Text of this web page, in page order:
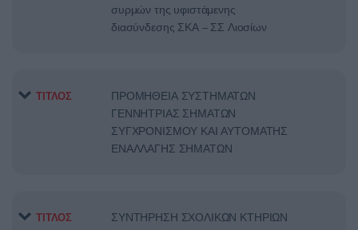
συρμών της υφιστάμενης
διασύνδεσης ΣΚΑ – ΣΣ Λιοσίων
ΤΙΤΛΟΣ
ΠΡΟΜΗΘΕΙΑ ΣΥΣΤΗΜΑΤΩΝ
ΓΕΝΝΗΤΡΙΑΣ ΣΗΜΑΤΩΝ
ΣΥΓΧΡΟΝΙΣΜΟΥ ΚΑΙ ΑΥΤΟΜΑΤΗΣ
ΕΝΑΛΛΑΓΗΣ ΣΗΜΑΤΩΝ
ΤΙΤΛΟΣ
ΣΥΝΤΗΡΗΣΗ ΣΧΟΛΙΚΩΝ ΚΤΗΡΙΩΝ